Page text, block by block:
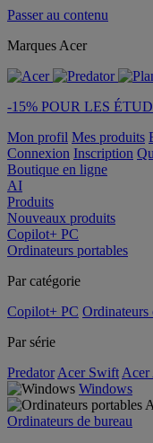
Passer au contenu
Marques Acer
-15% POUR LES
Mon profil Mes produits
Connexion Inscription
Boutique en ligne
AI
Produits
Nouveaux produits
Copilot+ PC
Ordinateurs portables
Par catégorie
Copilot+ PC Ordinateurs
Par série
Predator Acer Swift Acer
Windows
Ordinateurs de bureau